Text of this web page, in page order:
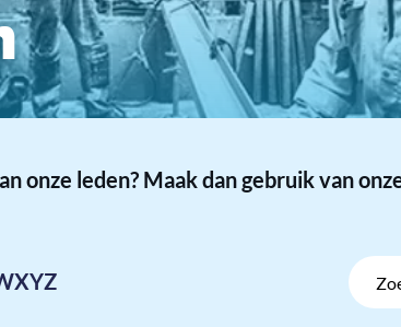
onze leden? Maak dan gebruik van
XYZ
Zoek
op